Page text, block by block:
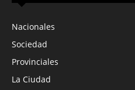
Nacionales
Sociedad
Provinciales
La Ciudad